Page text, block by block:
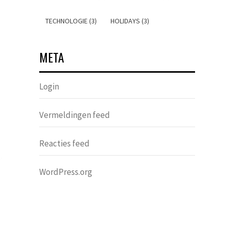
TECHNOLOGIE (3) HOLIDAYS (3)
META
Login
Vermeldingen feed
Reacties feed
WordPress.org